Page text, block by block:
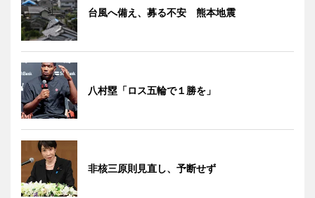
台風へ備え、募る不安 熊本地震
八村塁「ロス五輪で１勝を」
非核三原則見直し、予断せず